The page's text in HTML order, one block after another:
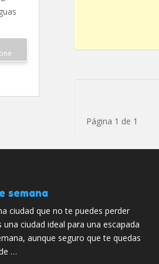
Página 1 de 1
semana
ciudad que no te puedes perder
una ciudad ideal para una escapada
aunque seguro que te quedas
…